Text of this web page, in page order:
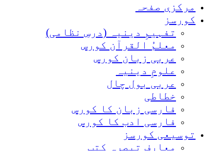
مرکزی صفحہ
کورسز
تفہیمِ دینیہ (درسِ نظامی)
معلمُ القرآن کورس
عربی زبان کورس
علومِ دینیہ
عربی بول چال
خطاطی
فارسی زبان کا کورس
فارسی ادب کا کورس
توسیعی کورسز
معارف تبصرہ کتب